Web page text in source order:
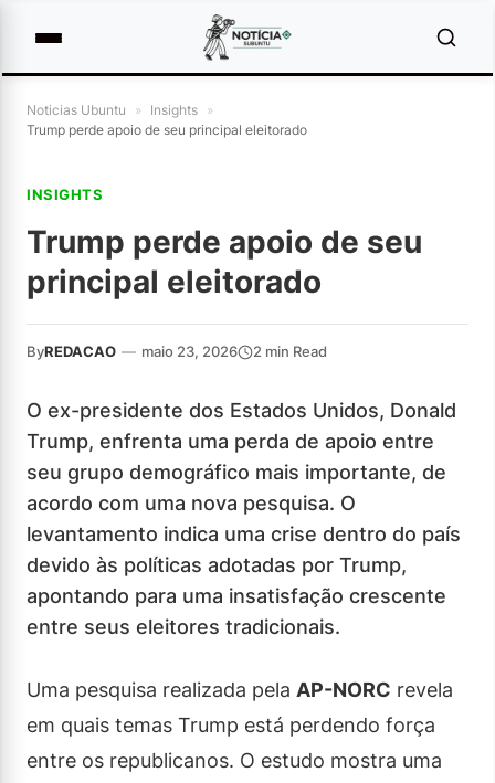
Noticias Ubuntu » Insights »
Trump perde apoio de seu principal eleitorado
INSIGHTS
Trump perde apoio de seu
principal eleitorado
ByREDACAO — maio 23, 2026 2 min Read
O ex-presidente dos Estados Unidos, Donald
Trump, enfrenta uma perda de apoio entre
seu grupo demográfico mais importante, de
acordo com uma nova pesquisa. O
levantamento indica uma crise dentro do país
devido às políticas adotadas por Trump,
apontando para uma insatisfação crescente
entre seus eleitores tradicionais.
Uma pesquisa realizada pela AP-NORC revela
em quais temas Trump está perdendo força
entre os republicanos. O estudo mostra uma